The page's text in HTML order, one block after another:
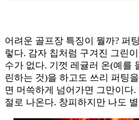
어려운 골프장 특징이 뭘까? 퍼
렇다. 감자 칩처럼 구겨진 그린
수가 없다. 기껏 레귤러 온(예를
린하는 것)을 하고도 쓰리 퍼팅
면 머쓱하게 넘어가면 그만이다.
절로 나온다. 창피하지만 나도